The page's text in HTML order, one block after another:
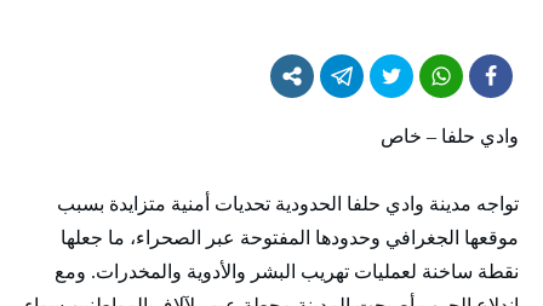
وادي حلفا – خاص
تواجه مدينة وادي حلفا الحدودية تحديات أمنية متزايدة بسبب
موقعها الجغرافي وحدودها المفتوحة عبر الصحراء، ما جعلها
نقطة ساخنة لعمليات تهريب البشر والأدوية والمخدرات. ومع